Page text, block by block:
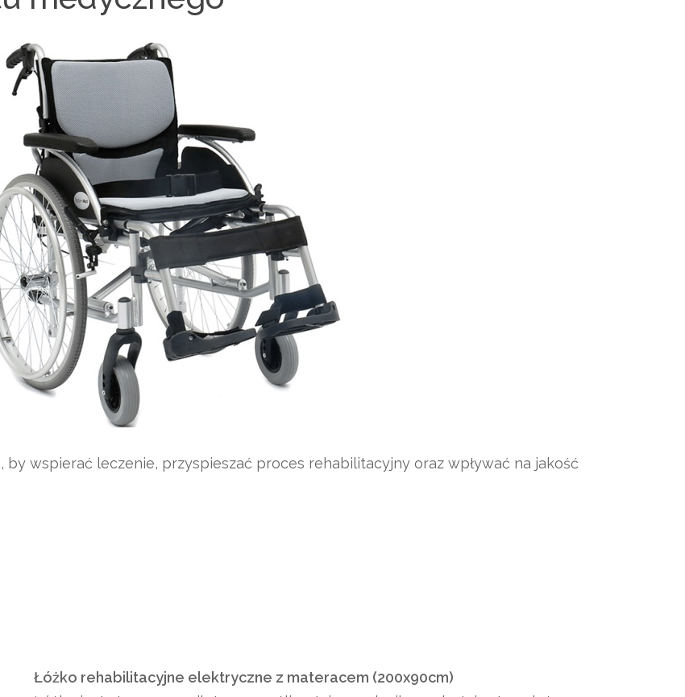
by wspierać leczenie, przyspieszać proces rehabilitacyjny oraz wpływać na jakość
Łóżko rehabilitacyjne elektryczne z materacem (200x90cm)